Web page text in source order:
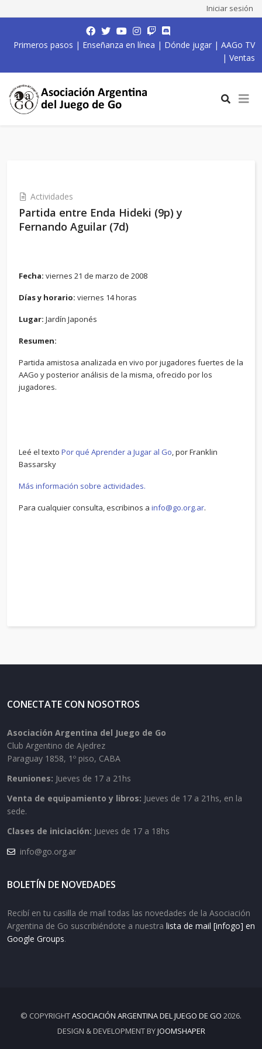
Iniciar sesión
Primeros pasos | Enseñanza en línea | Dónde jugar | AAGo TV
| Ventas
Actividades
Partida entre Enda Hideki (9p) y
Fernando Aguilar (7d)
Fecha: viernes 21 de marzo de 2008
Días y horario: viernes 14 horas
Lugar: Jardín Japonés
Resumen:
Partida amistosa analizada en vivo por jugadores fuertes de la
AAGo y posterior análisis de la misma, ofrecido por los
jugadores.
Leé el texto Por qué Aprender a Jugar al Go, por Franklin
Bassarsky
Más información sobre actividades.
Para cualquier consulta, escribinos a info@go.org.ar.
CONECTATE CON NOSOTROS
Asociación Argentina del Juego de Go
Club Argentino de Ajedrez
Paraguay 1858, 1º piso, CABA
Reuniones: Jueves de 17 a 21hs
Venta de equipamiento y libros: Jueves de 17 a 21hs, en la
sede.
Clases de iniciación: Jueves de 17 a 18hs
info@go.org.ar
BOLETÍN DE NOVEDADES
Recibí en tu casilla de mail todas las novedades de la Asociación
Argentina de Go suscribiéndote a nuestra lista de mail [infogo] en
Google Groups.
© COPYRIGHTASOCIACIÓN ARGENTINA DEL JUEGO DE GO 2026.
DESIGN & DEVELOPMENT BYJOOMSHAPER